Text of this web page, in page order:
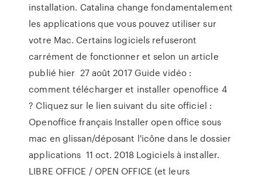
installation. Catalina change fondamentalement
les applications que vous pouvez utiliser sur
votre Mac. Certains logiciels refuseront
carrément de fonctionner et selon un article
publié hier 27 août 2017 Guide vidéo :
comment télécharger et installer openoffice 4
? Cliquez sur le lien suivant du site officiel :
Openoffice français Installer open office sous
mac en glissan/déposant l'icône dans le dossier
applications 11 oct. 2018 Logiciels à installer.
LIBRE OFFICE / OPEN OFFICE (et leurs